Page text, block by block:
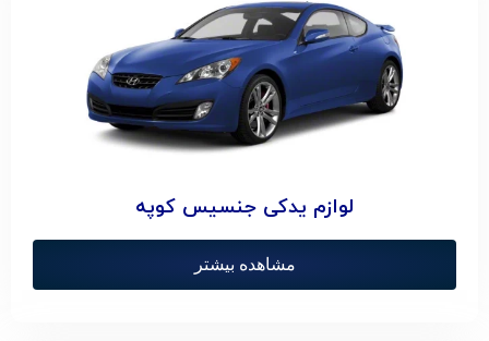
لوازم یدکی جنسیس کوپه
مشاهده بیشتر